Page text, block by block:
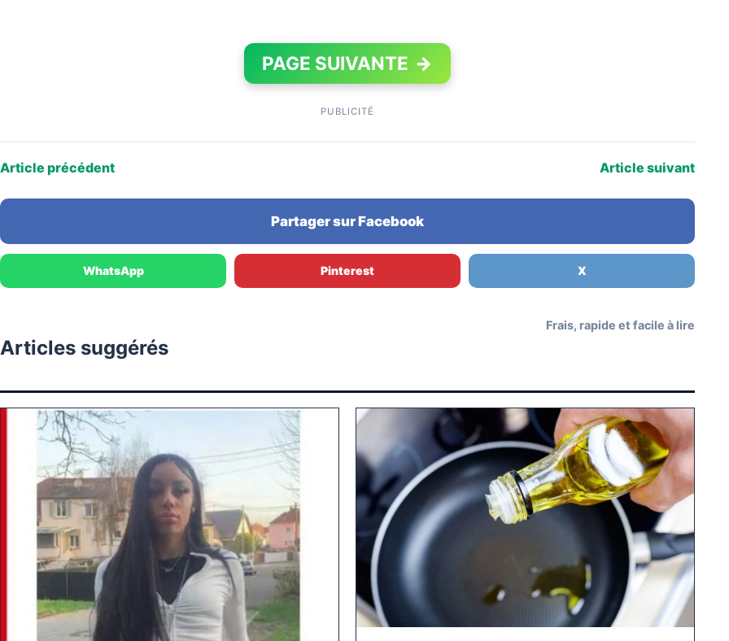
PAGE SUIVANTE →
PUBLICITÉ
Article précédent Article suivant
Partager sur Facebook
WhatsApp Pinterest X
Articles suggérés
Frais, rapide et facile à lire